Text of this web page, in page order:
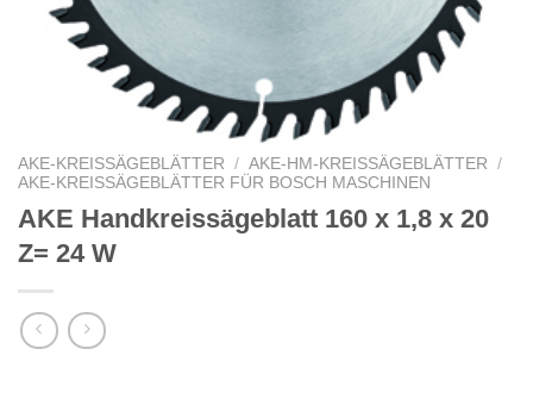
AKE-KREISSÄGEBLÄTTER / AKE-HM-KREISSÄGEBLÄTTER
/
AKE-KREISSÄGEBLÄTTER FÜR BOSCH MASCHINEN
AKE Handkreissägeblatt 160 x 1,8 x 20
Z= 24 W